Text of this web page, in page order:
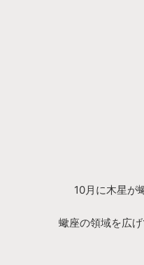
10月に木星が
蠍座の領域を広げ